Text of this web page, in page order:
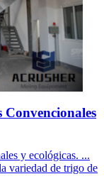
y ecológicas. ...
variedad de trigo de